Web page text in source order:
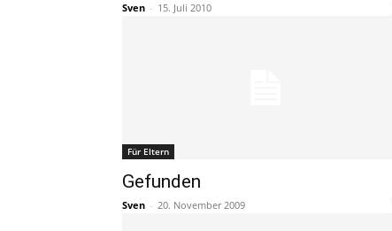
Sven - 15. Juli 2010
Für Eltern
Gefunden
Sven - 20. November 2009